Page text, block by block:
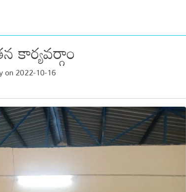
on 2022-10-16